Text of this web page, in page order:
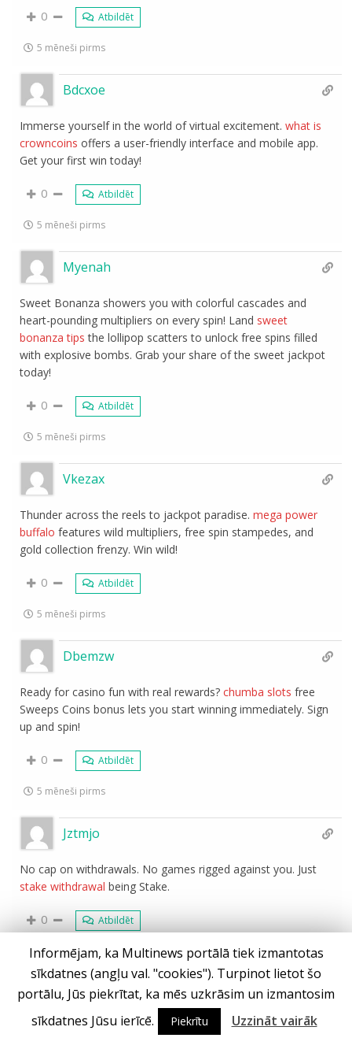
0 Atbildēt
5 mēneši pirms
Bdcxoe
Immerse yourself in the world of virtual excitement.what is
crowncoins offers a user-friendly interface and mobile app.
Get your first win today!
0 Atbildēt
5 mēneši pirms
Myenah
Sweet Bonanza showers you with colorful cascades and
heart-pounding multipliers on every spin! Land sweet
bonanza tips the lollipop scatters to unlock free spins filled
with explosive bombs. Grab your share of the sweet jackpot
today!
0 Atbildēt
5 mēneši pirms
Vkezax
Thunder across the reels to jackpot paradise.mega power
buffalo features wild multipliers, free spin stampedes, and
gold collection frenzy. Win wild!
0 Atbildēt
5 mēneši pirms
Dbemzw
Ready for casino fun with real rewards?chumba slots free
Sweeps Coins bonus lets you start winning immediately. Sign
up and spin!
0 Atbildēt
5 mēneši pirms
Jztmjo
No cap on withdrawals. No games rigged against you. Just
stake withdrawal being Stake.
0 Atbildēt
5 mēneši pirms
Hwqkrx
Unlock non-stop thrills atDraftKings rouletteCasino! Bet $5
Informējam, ka Multinews portālā tiek izmantotas
sīkdatnes (angļu val. "cookies"). Turpinot lietot šo
portālu, Jūs piekrītat, ka mēs uzkrāsim un izmantosim
sīkdatnes Jūsu ierīcē.
Piekrītu Uzzināt vairāk